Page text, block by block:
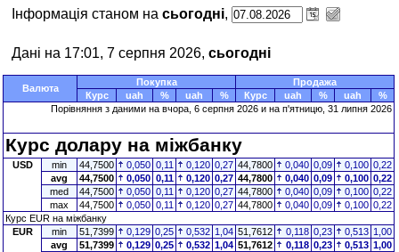
Інформація станом на сьогодні,
Дані на 17:01, 7 серпня 2026, сьогодні
Валюта
Покупка
Продажа
Курс
uah % uah % Курс uah % uah
%
Порівняння з даними на вчора , 6 серпня 2026 и на п'ятницю, 31 липня 2026
Курс долару на міжбанку
USD min 44,7500 0,050 0,11 0,120 0,27 44,7800 0,040 0,09 0,100 0,22
avg
44,7500 0,050 0,11 0,120 0,27 44,7800 0,040 0,09 0,100 0,22
med
44,7500 0,050 0,11 0,120 0,27 44,7800 0,040 0,09 0,100 0,22
max
44,7500 0,050 0,11 0,120 0,27 44,7800 0,040 0,09 0,100 0,22
Курс EUR на міжбанку
EUR
min 51,7399 0,129 0,25 0,532 1,04 51,7612 0,118 0,23 0,513 1,00
avg
51,7399 0,129 0,25 0,532 1,04 51,7612 0,118 0,23 0,513 1,00